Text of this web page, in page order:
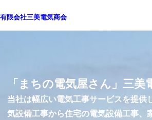
容
有限会社三美電気商会
「まちの電気屋さん」三美
当社は幅広い電気工事サービスを提供
気設備工事から住宅の電気設備工事、